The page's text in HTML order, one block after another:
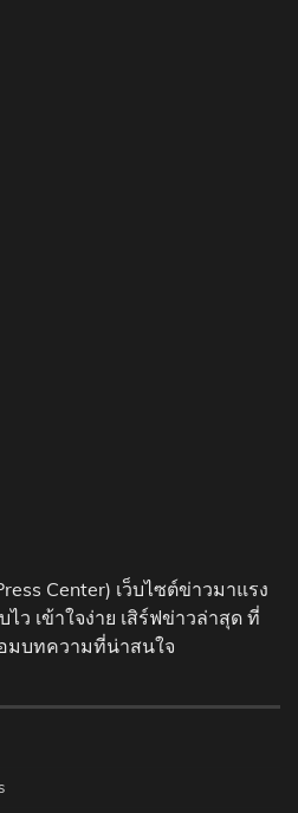
Center) เว็บไซต์ข่าวมาแรง
ว เข้าใจง่าย เสิร์ฟข่าวล่าสุด ที่
มบทความที่น่าสนใจ